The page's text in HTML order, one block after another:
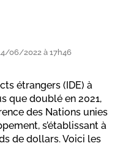
06/2022 à 17h46
étrangers (IDE) à
que doublé en 2021,
des Nations unies
s’établissant à
de dollars. Voici les